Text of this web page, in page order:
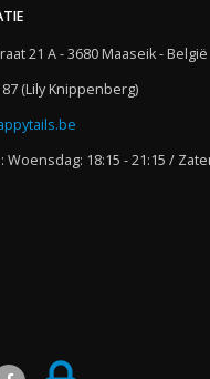
21 A - 3680 Maaseik - België
87 (Lily Knippenberg)
Woensdag: 18:15 - 21:15 /